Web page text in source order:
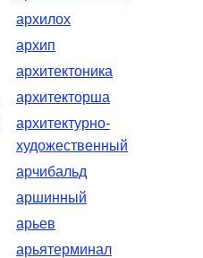
архилох
архип
архитектоника
архитекторша
архитектурно-
художественный
арчибальд
аршинный
арьев
арьятерминал